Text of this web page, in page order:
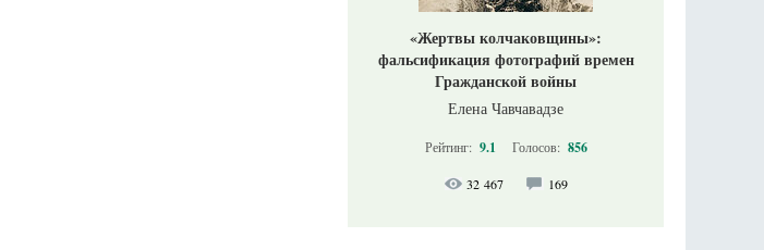
«Жертвы колчаковщины»:
фальсификация фотографий времен
Гражданской войны
Елена Чавчавадзе
Рейтинг: 9.1 Голосов: 856
32 467 169